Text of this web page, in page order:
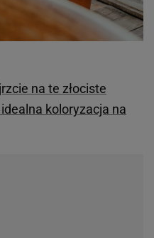
na te złociste
koloryzacja na